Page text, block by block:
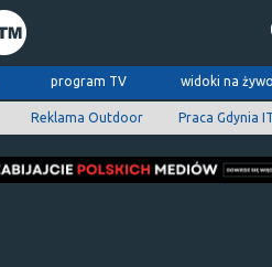
program TV widoki na
Reklama Outdoor Praca Gdynia